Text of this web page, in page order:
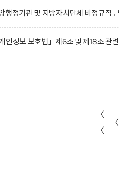
행정기관 및 지방자치단체 비정규직
개인정보 보호법」제6조 및 제18조 관
〈
〈
〈